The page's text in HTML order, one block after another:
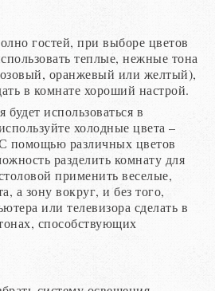
гостей, при выборе цветов
теплые, нежные тона
оранжевый или желтый),
в комнате хороший настрой.
будет использоваться в
холодные цвета –
помощью различных цветов
разделить комнату для
применить веселые,
а зону вокруг, и без того,
или телевизора сделать в
способствующих